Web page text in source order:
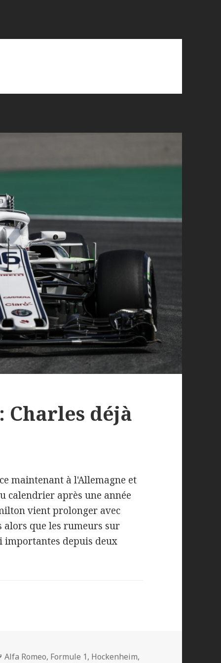
Charles déjà
maintenant à l'Allemagne et
calendrier après une année
vient prolonger avec
alors que les rumeurs sur
importantes depuis deux
Mots-
Alfa Romeo, Formule 1, Hockenheim,